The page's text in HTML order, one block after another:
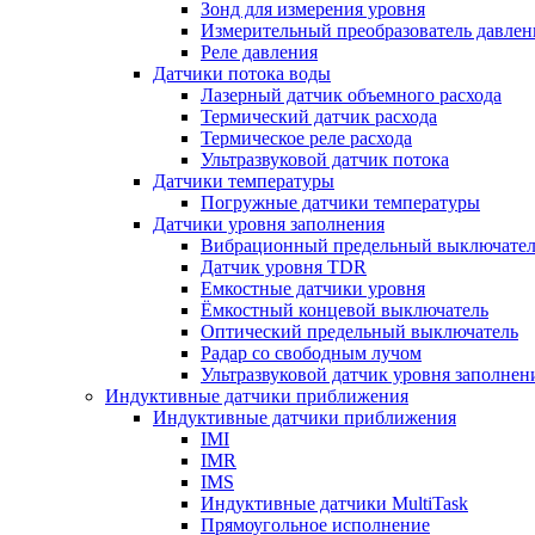
Зонд для измерения уровня
Измерительный преобразователь
Реле давления
Датчики потока воды
Лазерный датчик объемного расхода
Термический датчик расхода
Термическое реле расхода
Ультразвуковой датчик потока
Датчики температуры
Погружные датчики температуры
Датчики уровня заполнения
Вибрационный предельный
Датчик уровня TDR
Емкостные датчики уровня
Ёмкостный концевой выключатель
Оптический предельный выключатель
Радар со свободным лучом
Ультразвуковой датчик уровня
Индуктивные датчики приближения
Индуктивные датчики приближения
IMI
IMR
IMS
Индуктивные датчики MultiTask
Прямоугольное исполнение